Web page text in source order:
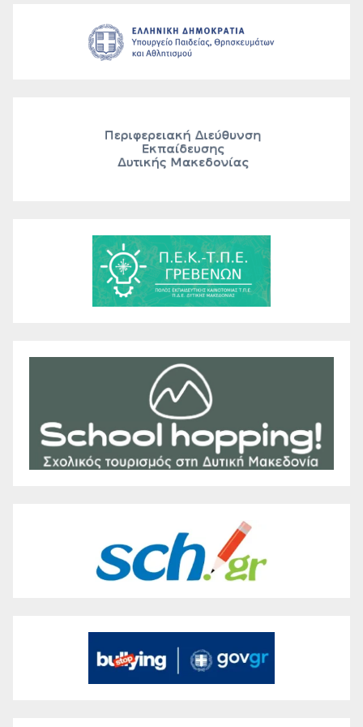
αξιολογικούς πίνακες Β΄ των
Προκηρύξεων του Α.Σ.Ε.Π.
εγγεγραμμένων στους τελικούς
αξιολογικούς πίνακες κατάταξης
Α΄ των Προκηρύξεων του Α.Σ.Ε.Π.